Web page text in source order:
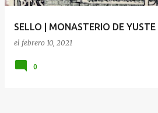
SELLO | MONASTERIO DE YUSTE
el febrero 10, 2021
0